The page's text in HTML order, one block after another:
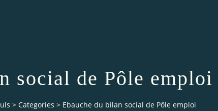
social de Pôle emploi
> Categories > Ebauche du bilan social de Pôle emploi